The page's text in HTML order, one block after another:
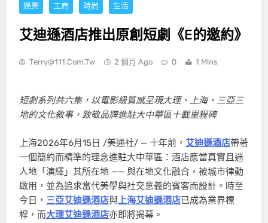
娛樂 工商 時尚 生活
艾迪遜酒店推出原創短劇《E的邀約》
Terry@111.com.tw 2 個月 Ago 0 1 Mins
短劇系列共六集，以電影級質感呈現大理、上海、三亞三
地的文化敘事， 致敬品牌進駐大中華區十載里程碑
上海2026年6月15日 /美通社/ — 十年前， 艾迪遜酒店帶著
一個簡約而精準的理念進駐大中華區：酒店應當真實且迷
人地「演繹」其所在地 —— 與在地文化融合，被城市律動
啟用，並為追求當代美學與社交意義的賓客而設計。時至
今日， 三亞艾迪遜酒店與 上海艾迪遜酒店已成為業界標
桿，而大理艾迪遜酒店亦即將揭幕。